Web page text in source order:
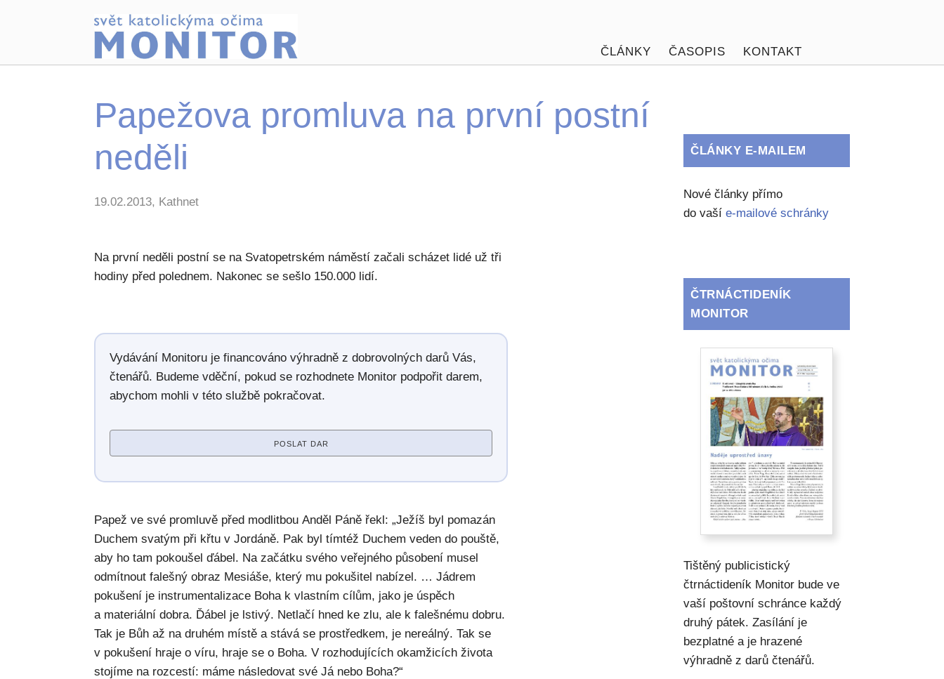
ČLÁNKY ČASOPIS KONTAKT
Papežova promluva na první postní
neděli
19.02.2013, Kathnet
Na první neděli postní se na Svatopetrském náměstí začali scházet lidé už tři
hodiny před polednem. Nakonec se sešlo 150.000 lidí.
Vydávání Monitoru je financováno výhradně z dobrovolných darů Vás,
čtenářů. Budeme vděční, pokud se rozhodnete Monitor podpořit darem,
abychom mohli v této službě pokračovat.
POSLAT DAR
Papež ve své promluvě před modlitbou Anděl Páně řekl: „Ježíš byl pomazán
Duchem svatým při křtu v Jordáně. Pak byl tímtéž Duchem veden do pouště,
aby ho tam pokoušel ďábel. Na začátku svého veřejného působení musel
odmítnout falešný obraz Mesiáše, který mu pokušitel nabízel. … Jádrem
pokušení je instrumentalizace Boha k vlastním cílům, jako je úspěch
a materiální dobra. Ďábel je lstivý. Netlačí hned ke zlu, ale k falešnému dobru.
Tak je Bůh až na druhém místě a stává se prostředkem, je nereálný. Tak se
v pokušení hraje o víru, hraje se o Boha. V rozhodujících okamžicích života
stojíme na rozcestí: máme následovat své Já nebo Boha?“
ČLÁNKY E-MAILEM
Nové články přímo
do vašíe-mailové schránky
ČTRNÁCTIDENÍK
MONITOR
Tištěný publicistický
čtrnáctideník Monitor bude ve
vaší poštovní schránce každý
druhý pátek. Zasílání je
bezplatné a je hrazené
výhradně z darů čtenářů.